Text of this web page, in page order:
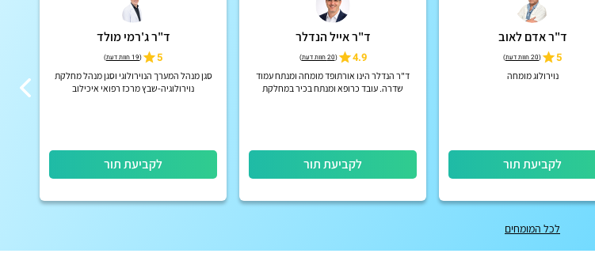
ד"ר אדם לאוב
5
(20 חוות דעת )
נוירולוג מומחה
לקביעת תור
ד"ר אייל הנדלר
4.9
(20 חוות דעת )
ד"ר הנדלר הינו אורתופד מומחה ומנתח עמוד
שדרה. עובד כרופא ומנתח בכיר במחלקת
לקביעת תור
ד"ר ג'רמי מולד
5
(19 חוות דעת )
סגן מנהל המערך הנוירולוגי וסגן מנהל מחלקת
נוירולוגיה-שבץ מרכז רפואי איכילוב
לקביעת תור
לכל המומחים